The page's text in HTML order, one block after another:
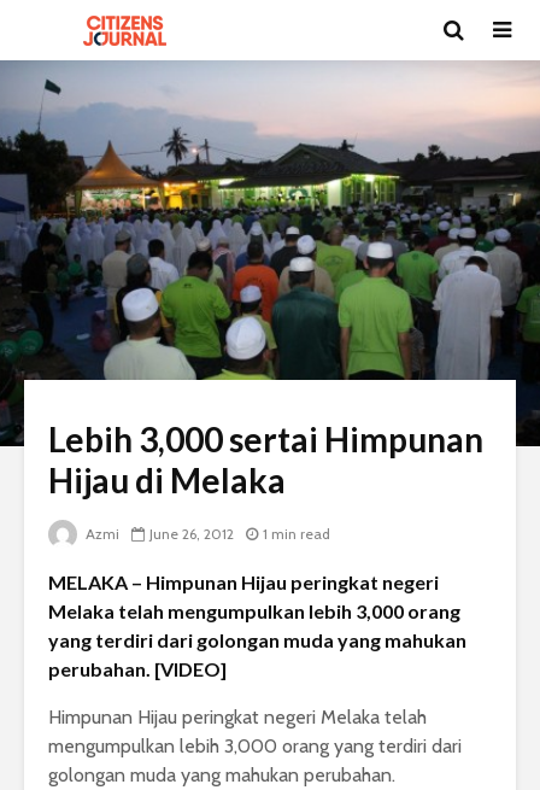
Lebih 3,000 sertai Himpunan
Hijau di Melaka
Azmi June 26, 2012 1 min read
MELAKA – Himpunan Hijau peringkat negeri
Melaka telah mengumpulkan lebih 3,000 orang
yang terdiri dari golongan muda yang mahukan
perubahan. [VIDEO]
Himpunan Hijau peringkat negeri Melaka telah
mengumpulkan lebih 3,000 orang yang terdiri dari
golongan muda yang mahukan perubahan.